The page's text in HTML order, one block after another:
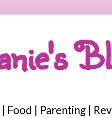
Food | Parenting |